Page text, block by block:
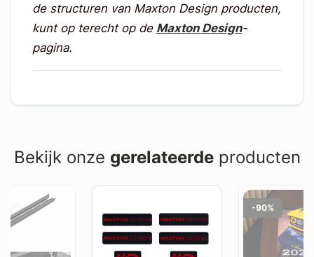
de structuren van Maxton Design producten,
kunt op terecht op de Maxton Design-
pagina.
Bekijk onze gerelateerdeproducten
-90%